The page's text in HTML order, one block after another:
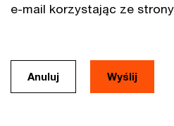
e-mail korzystając ze strony
Anuluj